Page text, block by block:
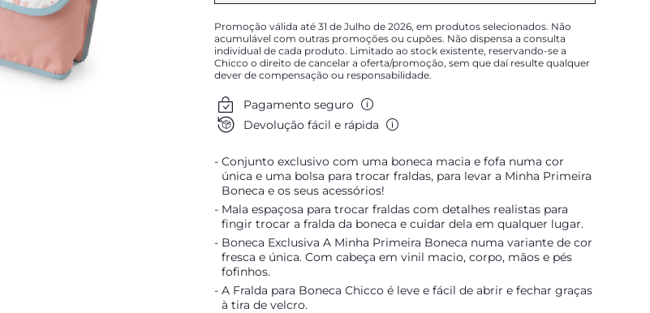
Promoção válida até 31 de Julho de 2026, em produtos selecionados. Não
acumulável com outras promoções ou cupões. Não dispensa a consulta
individual de cada produto. Limitado ao stock existente, reservando-se a
Chicco o direito de cancelar a oferta/promoção, sem que daí resulte qualquer
dever de compensação ou responsabilidade.
Pagamento seguro
Devolução fácil e rápida
Conjunto exclusivo com uma boneca macia e fofa numa cor
única e uma bolsa para trocar fraldas, para levar a Minha Primeira
Boneca e os seus acessórios!
Mala espaçosa para trocar fraldas com detalhes realistas para
fingir trocar a fralda da boneca e cuidar dela em qualquer lugar.
Boneca Exclusiva A Minha Primeira Boneca numa variante de cor
fresca e única. Com cabeça em vinil macio, corpo, mãos e pés
fofinhos.
A Fralda para Boneca Chicco é leve e fácil de abrir e fechar graças
à tira de velcro.